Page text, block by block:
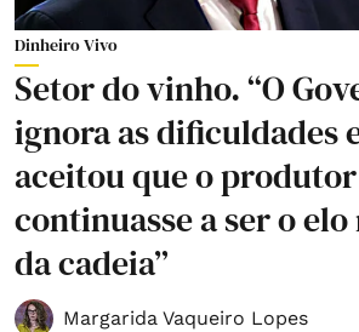
Dinheiro Vivo
Setor do vinho. “O
ignora as dificuldades
aceitou que o produtor
continuasse a ser o
da cadeia”
Margarida Vaqueiro Lopes